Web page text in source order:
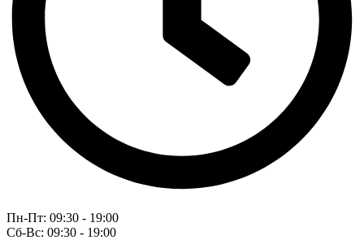
Пн-Пт: 09:30 - 19:00
Сб-Вс: 09:30 - 19:00